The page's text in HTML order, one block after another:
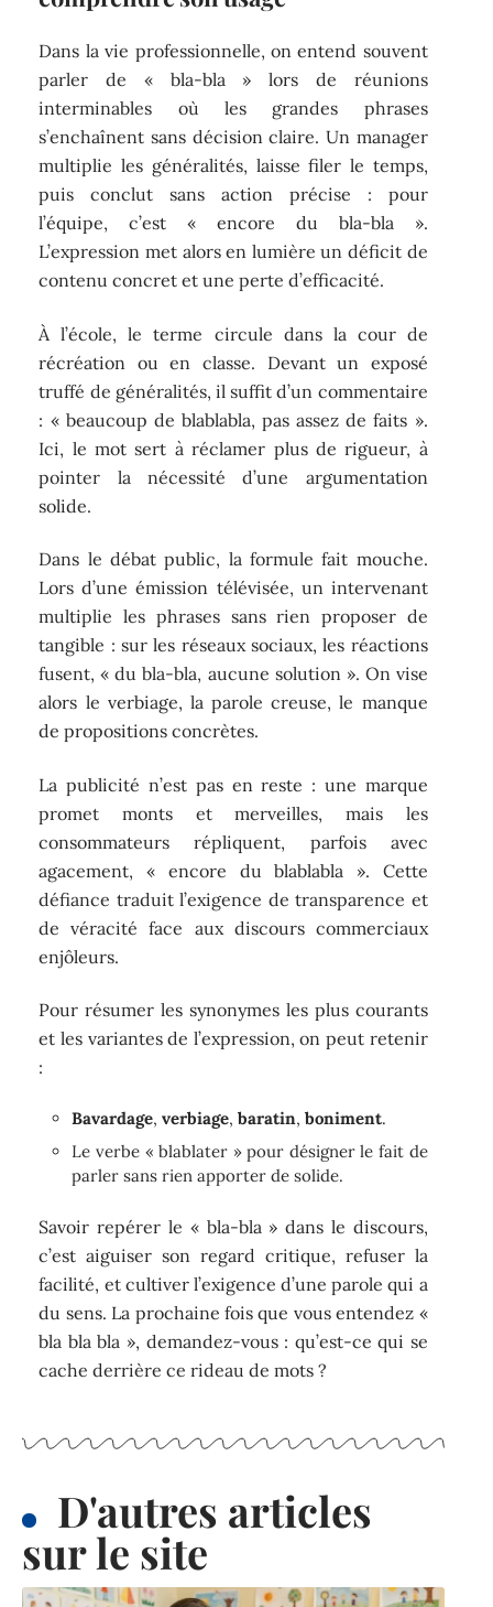
Dans la vie professionnelle, on entend souvent
parler de « bla-bla » lors de réunions
interminables où les grandes phrases
s’enchaînent sans décision claire. Un manager
multiplie les généralités, laisse filer le temps,
puis conclut sans action précise : pour
l’équipe, c’est « encore du bla-bla ».
L’expression met alors en lumière un déficit de
contenu concret et une perte d’efficacité.
À l’école, le terme circule dans la cour de
récréation ou en classe. Devant un exposé
truffé de généralités, il suffit d’un commentaire
: « beaucoup de blablabla, pas assez de faits ».
Ici, le mot sert à réclamer plus de rigueur, à
pointer la nécessité d’une argumentation
solide.
Dans le débat public, la formule fait mouche.
Lors d’une émission télévisée, un intervenant
multiplie les phrases sans rien proposer de
tangible : sur les réseaux sociaux, les réactions
fusent, « du bla-bla, aucune solution ». On vise
alors le verbiage, la parole creuse, le manque
de propositions concrètes.
La publicité n’est pas en reste : une marque
promet monts et merveilles, mais les
consommateurs répliquent, parfois avec
agacement, « encore du blablabla ». Cette
défiance traduit l’exigence de transparence et
de véracité face aux discours commerciaux
enjôleurs.
Pour résumer les synonymes les plus courants
et les variantes de l’expression, on peut retenir
:
Bavardage,verbiage,baratin,boniment.
Le verbe « blablater » pour désigner le fait de
parler sans rien apporter de solide.
Savoir repérer le « bla-bla » dans le discours,
c’est aiguiser son regard critique, refuser la
facilité, et cultiver l’exigence d’une parole qui a
du sens. La prochaine fois que vous entendez «
bla bla bla », demandez-vous : qu’est-ce qui se
cache derrière ce rideau de mots ?
D'autres articles
sur le site